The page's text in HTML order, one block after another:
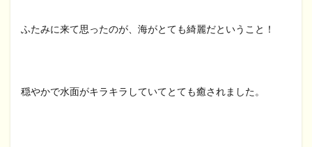
ふたみに来て思ったのが、海がとても綺麗だということ！
穏やかで水面がキラキラしていてとても癒されました。